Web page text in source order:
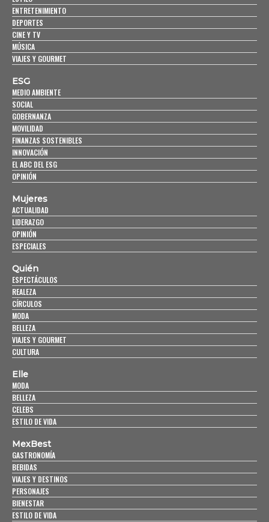
ENTRETENIMIENTO
DEPORTES
CINE Y TV
MÚSICA
VIAJES Y GOURMET
ESG
MEDIO AMBIENTE
SOCIAL
GOBERNANZA
MOVILIDAD
FINANZAS SOSTENIBLES
INNOVACIÓN
EL ABC DEL ESG
OPINIÓN
Mujeres
ACTUALIDAD
LIDERAZGO
OPINIÓN
ESPECIALES
Quién
ESPECTÁCULOS
REALEZA
CÍRCULOS
MODA
BELLEZA
VIAJES Y GOURMET
CULTURA
Elle
MODA
BELLEZA
CELEBS
ESTILO DE VIDA
MexBest
GASTRONOMÍA
BEBIDAS
VIAJES Y DESTINOS
PERSONAJES
BIENESTAR
ESTILO DE VIDA